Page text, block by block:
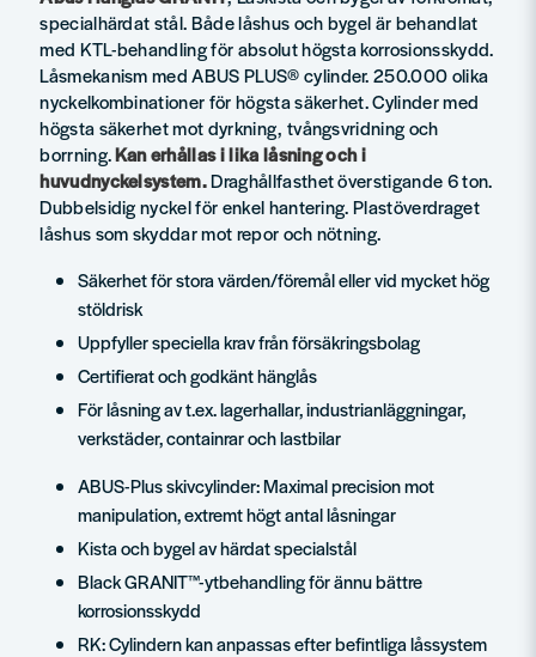
specialhärdat stål. Både låshus och bygel är behandlat
med KTL-behandling för absolut högsta korrosionsskydd.
Låsmekanism med ABUS PLUS® cylinder. 250.000 olika
nyckelkombinationer för högsta säkerhet. Cylinder med
högsta säkerhet mot dyrkning, tvångsvridning och
borrning.Kan erhållas i lika låsning och i
huvudnyckelsystem.Draghållfasthet överstigande 6 ton.
Dubbelsidig nyckel för enkel hantering. Plastöverdraget
låshus som skyddar mot repor och nötning.
Säkerhet för stora värden/föremål eller vid mycket hög
stöldrisk
Uppfyller speciella krav från försäkringsbolag
Certifierat och godkänt hänglås
För låsning av t.ex. lagerhallar, industrianläggningar,
verkstäder, containrar och lastbilar
ABUS-Plus skivcylinder: Maximal precision mot
manipulation, extremt högt antal låsningar
Kista och bygel av härdat specialstål
Black GRANIT™-ytbehandling för ännu bättre
korrosionsskydd
RK: Cylindern kan anpassas efter befintliga låssystem